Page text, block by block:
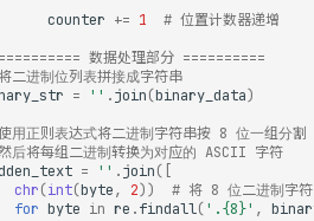
counter += 1
# 位置计数器递增
数据处理部分 ==========
二进制位列表拼接成字符串
= '' .join(binary_data)
用正则表达式将二进制字符串按 8 位一组分割
后将每组二进制转换为对应的 ASCII 字符
= '' .join([
chr(int(byte, 2))
# 将 8 位二进制字符
for byte in re .findall('.{8}' ,